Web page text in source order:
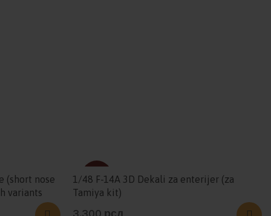
(short nose
variants
SOLD
1/48 F-14A 3D Dekali za enterijer (za
Tamiya kit)